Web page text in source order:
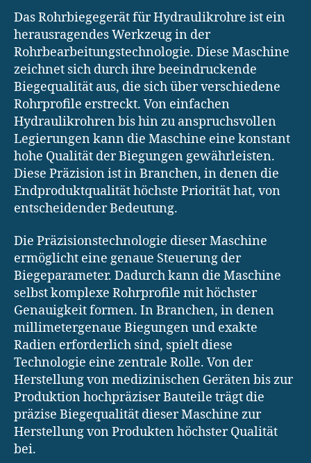
Das Rohrbiegegerät für Hydraulikrohre ist ein
herausragendes Werkzeug in der
Rohrbearbeitungstechnologie. Diese Maschine
zeichnet sich durch ihre beeindruckende
Biegequalität aus, die sich über verschiedene
Rohrprofile erstreckt. Von einfachen
Hydraulikrohren bis hin zu anspruchsvollen
Legierungen kann die Maschine eine konstant
hohe Qualität der Biegungen gewährleisten.
Diese Präzision ist in Branchen, in denen die
Endproduktqualität höchste Priorität hat, von
entscheidender Bedeutung.
Die Präzisionstechnologie dieser Maschine
ermöglicht eine genaue Steuerung der
Biegeparameter. Dadurch kann die Maschine
selbst komplexe Rohrprofile mit höchster
Genauigkeit formen. In Branchen, in denen
millimetergenaue Biegungen und exakte
Radien erforderlich sind, spielt diese
Technologie eine zentrale Rolle. Von der
Herstellung von medizinischen Geräten bis zur
Produktion hochpräziser Bauteile trägt die
präzise Biegequalität dieser Maschine zur
Herstellung von Produkten höchster Qualität
bei.